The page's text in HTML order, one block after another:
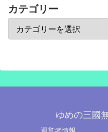
カテゴリー
ゆめの三國